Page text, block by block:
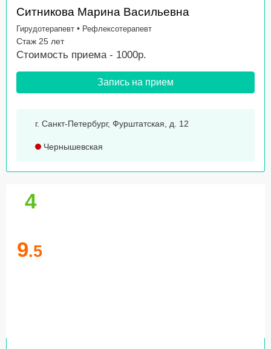
Ситникова Марина Васильевна
Гирудотерапевт • Рефлексотерапевт
Стаж 25 лет
Стоимость приема - 1000р.
Запись на прием
г. Санкт-Петербург, Фурштатская, д. 12
Чернышевская
4
9.5